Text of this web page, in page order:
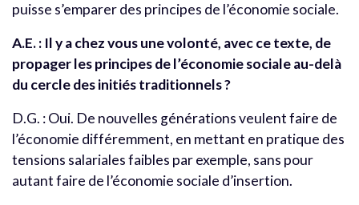
puisse s’emparer des principes de l’économie sociale.
A.E. : Il y a chez vous une volonté, avec ce texte, de
propager les principes de l’économie sociale au-delà
du cercle des initiés traditionnels ?
D.G. : Oui. De nouvelles générations veulent faire de
l’économie différemment, en mettant en pratique des
tensions salariales faibles par exemple, sans pour
autant faire de l’économie sociale d’insertion.